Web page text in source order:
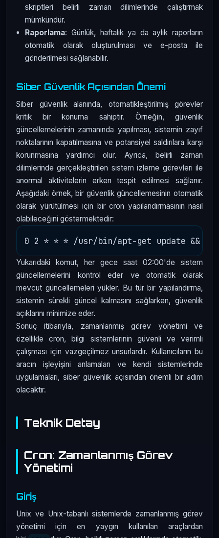
skriptleri belirli zaman dilimlerinde çalıştırmak
mümkündür.
Raporlama: Günlük, haftalık ya da aylık raporların
otomatik olarak oluşturulması ve e-posta ile
gönderilmesi sağlanabilir.
Siber Güvenlik Açısından Önemi
Siber güvenlik alanında, otomatikleştirilmiş görevler
kritik bir konuma sahiptir. Örneğin, güvenlik
güncellemelerinin zamanında yapılması, sistemin zayıf
noktalarının kapatılmasına ve potansiyel saldırılara karşı
korunmasına yardımcı olur. Ayrıca, belirli zaman
dilimlerinde gerçekleştirilen sistem izleme görevleri ile
anormal aktivitelerin erken tespit edilmesi sağlanır.
Aşağıdaki örnek, bir güvenlik güncellemesinin otomatik
olarak yürütülmesi için bir cron yapılandırmasının nasıl
olabileceğini göstermektedir:
Yukarıdaki komut, her gece saat 02:00'de sistem
güncellemelerini kontrol eder ve otomatik olarak
mevcut güncellemeleri yükler. Bu tür bir yapılandırma,
sistemin sürekli güncel kalmasını sağlarken, güvenlik
açıklarını minimize eder.
Sonuç itibarıyla, zamanlanmış görev yönetimi ve
özellikle cron, bilgi sistemlerinin güvenli ve verimli
çalışması için vazgeçilmez unsurlardır. Kullanıcıların bu
aracın işleyişini anlamaları ve kendi sistemlerinde
uygulamaları, siber güvenlik açısından önemli bir adım
olacaktır.
Teknik Detay
Cron: Zamanlanmış Görev
Yönetimi
Giriş
Unix ve Unix-tabanlı sistemlerde zamanlanmış görev
yönetimi için en yaygın kullanılan araçlardan